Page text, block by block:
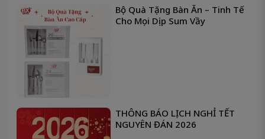
Bộ Quà Tặng Bàn Ăn – Tinh Tế
Cho Mọi Dịp Sum Vầy
THÔNG BÁO LỊCH NGHỈ TẾT
NGUYÊN ĐÁN 2026